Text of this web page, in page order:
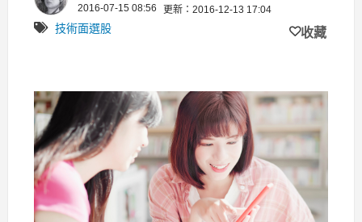
2016-07-15 08:56 更新：2016-12-13 17:04
技術面選股 收藏